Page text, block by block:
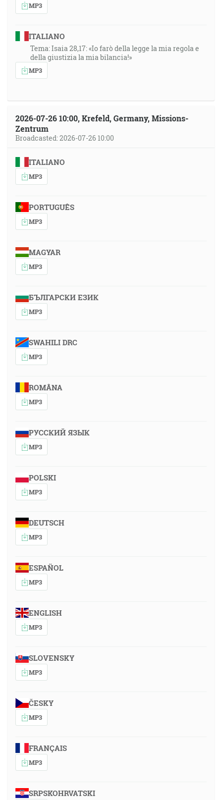
MP3
ITALIANO
Tema: Isaia 28,17: «Io farò della legge la mia regola e
della giustizia la mia bilancia!»
MP3
2026-07-26 10:00, Krefeld, Germany, Missions-
Zentrum
Broadcasted: 2026-07-26 10:00
ITALIANO
MP3
PORTUGUÊS
MP3
MAGYAR
MP3
БЪЛГАРСКИ ЕЗИК
MP3
SWAHILI DRC
MP3
ROMÂNA
MP3
РУССКИЙ ЯЗЫК
MP3
POLSKI
MP3
DEUTSCH
MP3
ESPAÑOL
MP3
ENGLISH
MP3
SLOVENSKY
MP3
ČESKY
MP3
FRANÇAIS
MP3
SRPSKOHRVATSKI